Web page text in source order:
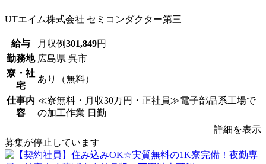
UTエイム株式会社 セミコンダクター第三
給与 月収例301,849円
勤務地 広島県 呉市
寮・社
宅
あり（無料）
仕事内
容
≪寮無料・月収30万円・正社員≫電子部品系工場で
の加工作業 日勤
詳細を表示
募集が停止しています